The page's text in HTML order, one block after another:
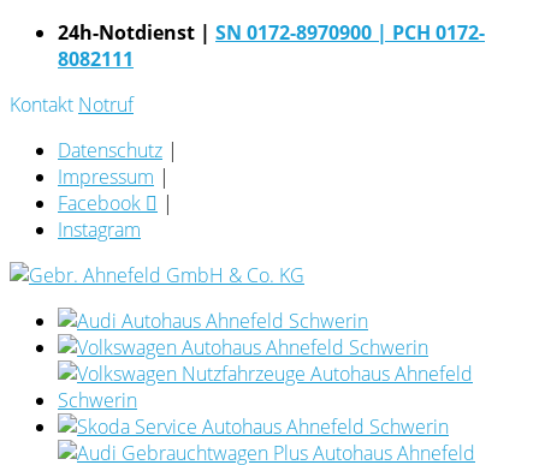
24h-Notdienst | SN 0172-8970900 | PCH 0172-
8082111
Kontakt Notruf
Datenschutz |
Impressum |
Facebook
|
Instagram